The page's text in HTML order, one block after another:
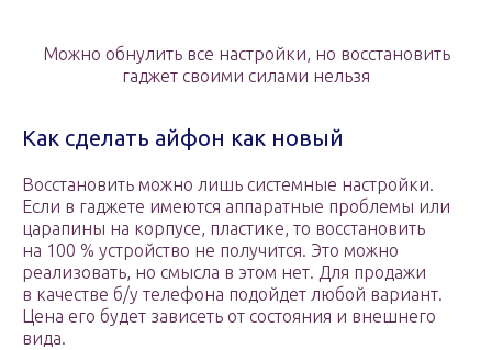
Можно обнулить все настройки, но восстановить
гаджет своими силами нельзя
Как сделать айфон как новый
Восстановить можно лишь системные настройки.
Если в гаджете имеются аппаратные проблемы или
царапины на корпусе, пластике, то восстановить
на 100 % устройство не получится. Это можно
реализовать, но смысла в этом нет. Для продажи
в качестве б/у телефона подойдет любой вариант.
Цена его будет зависеть от состояния и внешнего
вида.